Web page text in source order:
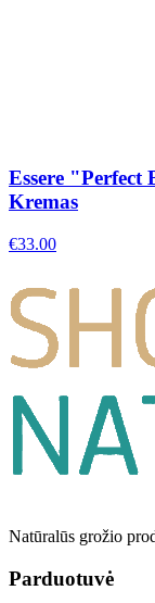
Essere "Perfect
Kremas
€33.00
Natūralūs grožio
Parduotuvė